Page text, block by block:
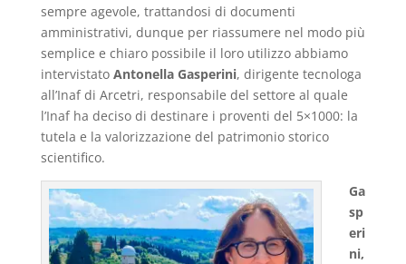
sempre agevole, trattandosi di documenti
amministrativi, dunque per riassumere nel modo più
semplice e chiaro possibile il loro utilizzo abbiamo
intervistato Antonella Gasperini, dirigente tecnologa
all’Inaf di Arcetri, responsabile del settore al quale
l’Inaf ha deciso di destinare i proventi del 5×1000: la
tutela e la valorizzazione del patrimonio storico
scientifico.
Ga
sp
eri
ni,